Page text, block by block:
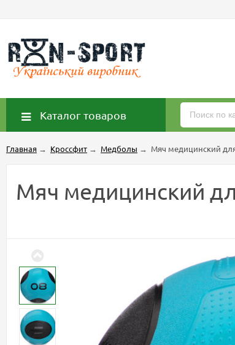
Каталог товаров
Главная → Кроссфит → Медболы → Мяч медицинский
Мяч медицинский